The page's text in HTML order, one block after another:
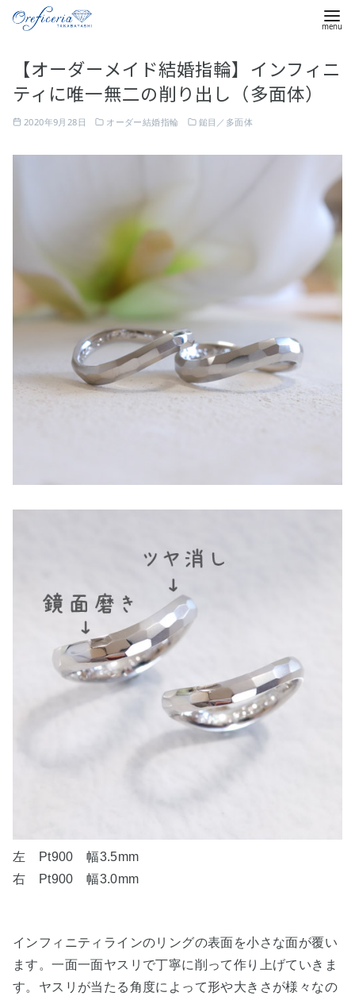
【オーダーメイド結婚指輪】インフィニ
ティに唯一無二の削り出し（多面体）
2020年9月28日 オーダー結婚指輪 鎚目／多面体
左 Pt900 幅3.5mm
右 Pt900 幅3.0mm
インフィニティラインのリングの表面を小さな面が覆い
ます。一面一面ヤスリで丁寧に削って作り上げていきま
す。ヤスリが当たる角度によって形や大きさが様々なの